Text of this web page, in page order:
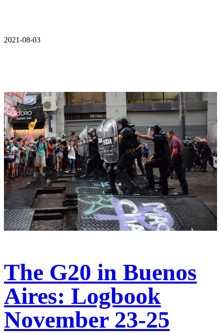
2021-08-03
The G20 in Buenos
Aires: Logbook
November 23-25